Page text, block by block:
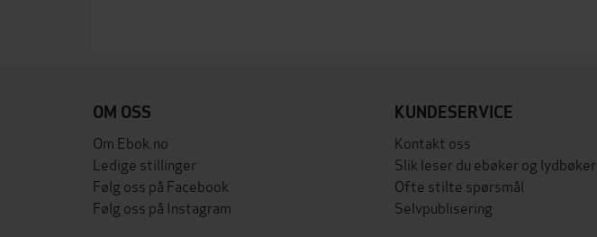
OM OSS
Om Ebok.no
Ledige stillinger
Følg oss på Facebook
Følg oss på Instagram
KUNDESERVICE
Kontakt oss
Slik leser du ebøker og lydbøker
Ofte stilte spørsmål
Selvpublisering